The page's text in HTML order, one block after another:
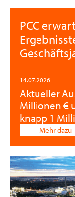
PCC
14.07.2026
Aktueller
Millionen €
knapp 1
Mehr dazu